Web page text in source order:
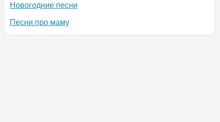
Новогодние песни
Песни про маму